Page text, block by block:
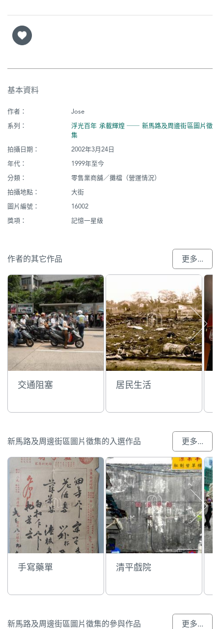
基本資料
作者：
Jose
系列：
浮光百年 承載輝煌 ── 新馬路及周邊街區圖片徵
集
拍攝日期：
2002年3月24日
年代：
1999年至今
分類：
零售業商舖／攤檔（營運情況）
拍攝地點：
大街
圖片編號：
16002
獎項：
記憶一星級
作者的其它作品 更多...
交通阻塞 居民生活
新馬路及周邊街區圖片徵集的入選作品 更多...
手寫藥單 清平戲院
新馬路及周邊街區圖片徵集的參與作品 更多...